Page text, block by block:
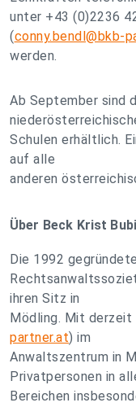
unter +43 (0)2236
(conny.bendl@bkb-
werden.
Ab September sind
Schulen erhältlich.
auf alle
anderen
Über Beck Krist
Die 1992
ihren Sitz in
Mödling. Mit
partner.at) im
Anwaltszentrum in
Privatpersonen in
Bereichen